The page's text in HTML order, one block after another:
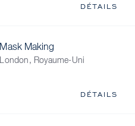
DÉTAILS
Mask Making
London, Royaume-Uni
DÉTAILS